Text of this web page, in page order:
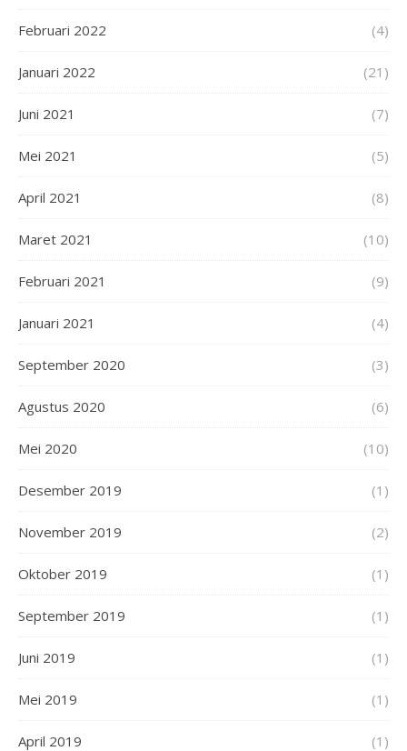
Februari 2022 (4)
Januari 2022 (21)
Juni 2021 (7)
Mei 2021 (5)
April 2021 (8)
Maret 2021 (10)
Februari 2021 (9)
Januari 2021 (4)
September 2020 (3)
Agustus 2020 (6)
Mei 2020 (10)
Desember 2019 (1)
November 2019 (2)
Oktober 2019 (1)
September 2019 (1)
Juni 2019 (1)
Mei 2019 (1)
April 2019 (1)